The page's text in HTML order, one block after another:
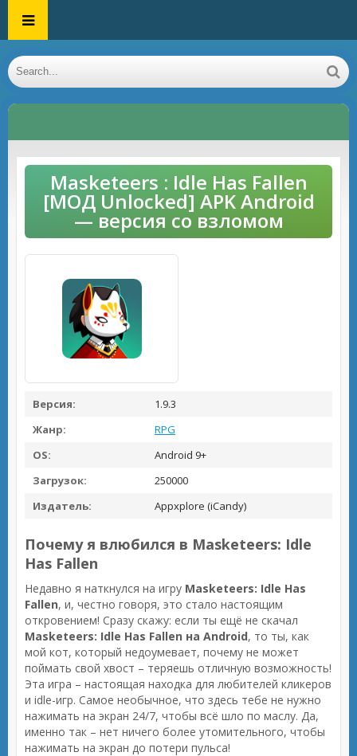
Masketeers : Idle Has Fallen
[МОД Unlocked] APK Android
— версия со взломом
Версия:
1.9.3
Жанр:
RPG
OS:
Android 9+
Загрузок:
250000
Издатель:
Appxplore (iCandy)
Почему я влюбился в Masketeers: Idle
Has Fallen
Недавно я наткнулся на игру Masketeers: Idle Has
Fallen, и, честно говоря, это стало настоящим
откровением! Сразу скажу: если ты ещё не скачал
Masketeers: Idle Has Fallen на Android, то ты, как
мой кот, который недоумевает, почему не может
поймать свой хвост – теряешь отличную возможность!
Эта игра – настоящая находка для любителей кликеров
и idle-игр. Самое необычное, что здесь тебе не нужно
нажимать на экран 24/7, чтобы всё шло по маслу. Да,
именно так – нет ничего более утомительного, чтобы
нажимать на экран до потери пульса!